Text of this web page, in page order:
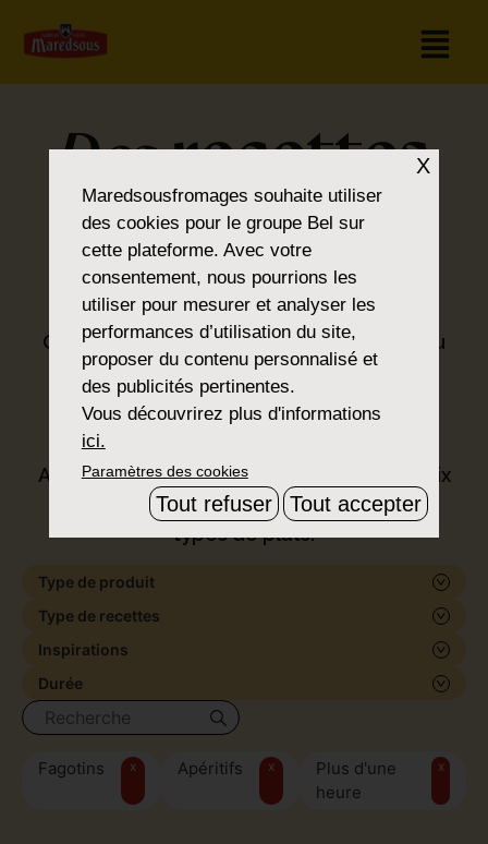
Desrecettes
pour tous les
goûts
Que vous soyez amateur de classiques ou
que vous préfériez la nouveauté, vous
trouverez ce que vous cherchez dans la
gamme Maredsous
®
Avec nos produits, nous proposons un choix
de formes et de saveurs, pour tous les
types de plats.
Type de produit
Type de recettes
Inspirations
Durée
Fagotins x Apéritifs x
Plus d'une
heure
x
X
Maredsousfromages souhaite utiliser
des cookies pour le groupe Bel sur
cette plateforme. Avec votre
consentement, nous pourrions les
utiliser pour mesurer et analyser les
performances d’utilisation du site,
proposer du contenu personnalisé et
des publicités pertinentes.
Vous découvrirez plus d'informations
ici.
Paramètres des cookies
Tout refuser Tout accepter